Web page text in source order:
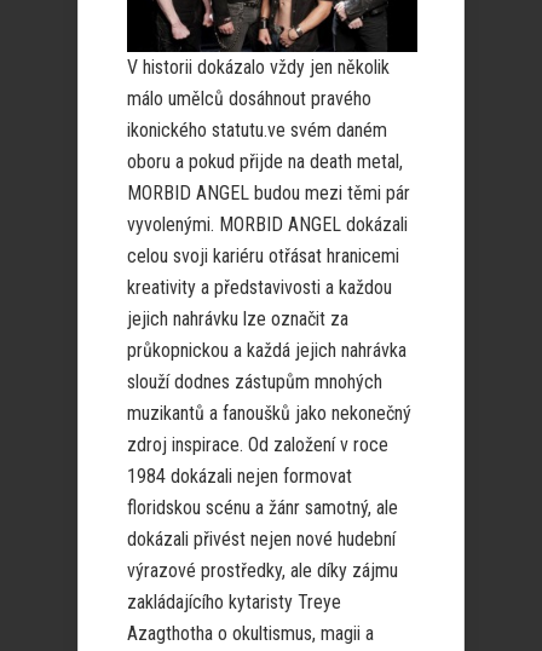
V historii dokázalo vždy jen několik
málo umělců dosáhnout pravého
ikonického statutu.ve svém daném
oboru a pokud přijde na death metal,
MORBID ANGEL budou mezi těmi pár
vyvolenými. MORBID ANGEL dokázali
celou svoji kariéru otřásat hranicemi
kreativity a představivosti a každou
jejich nahrávku lze označit za
průkopnickou a každá jejich nahrávka
slouží dodnes zástupům mnohých
muzikantů a fanoušků jako nekonečný
zdroj inspirace. Od založení v roce
1984 dokázali nejen formovat
floridskou scénu a žánr samotný, ale
dokázali přivést nejen nové hudební
výrazové prostředky, ale díky zájmu
zakládajícího kytaristy Treye
Azagthotha o okultismus, magii a